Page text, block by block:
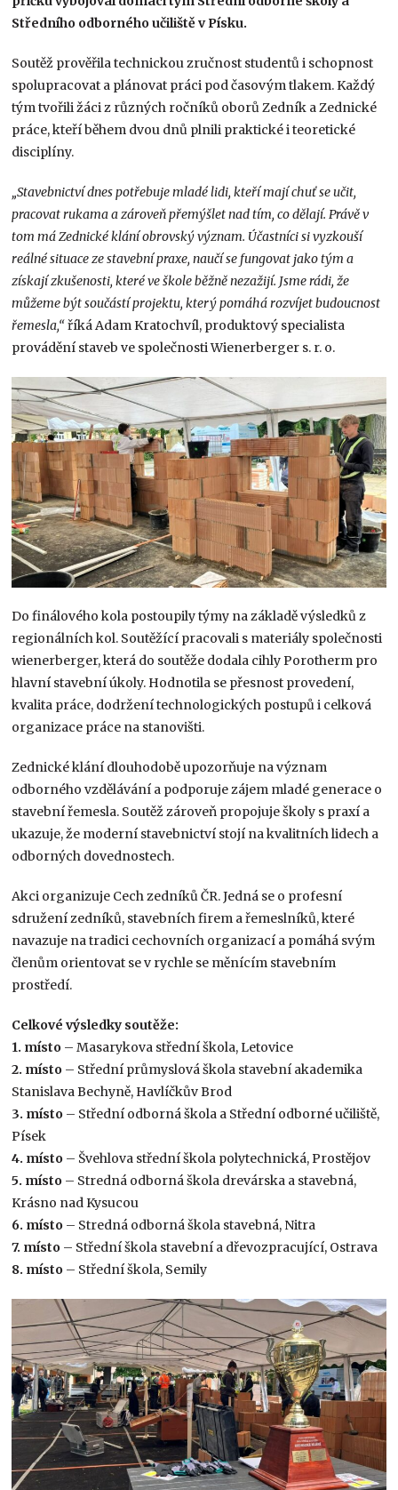
Středního odborného učiliště v Písku.
Soutěž prověřila technickou zručnost studentů i schopnost
spolupracovat a plánovat práci pod časovým tlakem. Každý
tým tvořili žáci z různých ročníků oborů Zedník a Zednické
práce, kteří během dvou dnů plnili praktické i teoretické
disciplíny.
„Stavebnictví dnes potřebuje mladé lidi, kteří mají chuť se učit,
pracovat rukama a zároveň přemýšlet nad tím, co dělají. Právě v
tom má Zednické klání obrovský význam. Účastníci si vyzkouší
reálné situace ze stavební praxe, naučí se fungovat jako tým a
získají zkušenosti, které ve škole běžně nezažijí. Jsme rádi, že
můžeme být součástí projektu, který pomáhá rozvíjet budoucnost
řemesla,“ říká Adam Kratochvíl, produktový specialista
provádění staveb ve společnosti Wienerberger s. r. o.
Do finálového kola postoupily týmy na základě výsledků z
regionálních kol. Soutěžící pracovali s materiály společnosti
wienerberger, která do soutěže dodala cihly Porotherm pro
hlavní stavební úkoly. Hodnotila se přesnost provedení,
kvalita práce, dodržení technologických postupů i celková
organizace práce na stanovišti.
Zednické klání dlouhodobě upozorňuje na význam
odborného vzdělávání a podporuje zájem mladé generace o
stavební řemesla. Soutěž zároveň propojuje školy s praxí a
ukazuje, že moderní stavebnictví stojí na kvalitních lidech a
odborných dovednostech.
Akci organizuje Cech zedníků ČR. Jedná se o profesní
sdružení zedníků, stavebních firem a řemeslníků, které
navazuje na tradici cechovních organizací a pomáhá svým
členům orientovat se v rychle se měnícím stavebním
prostředí.
Celkové výsledky soutěže:
1. místo – Masarykova střední škola, Letovice
2. místo – Střední průmyslová škola stavební akademika
Stanislava Bechyně, Havlíčkův Brod
3. místo – Střední odborná škola a Střední odborné učiliště,
Písek
4. místo – Švehlova střední škola polytechnická, Prostějov
5. místo – Stredná odborná škola drevárska a stavebná,
Krásno nad Kysucou
6. místo – Stredná odborná škola stavebná, Nitra
7. místo – Střední škola stavební a dřevozpracující, Ostrava
8. místo – Střední škola, Semily